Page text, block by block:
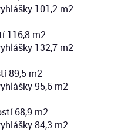
101,2 m2
116,8 m2
132,7 m2
89,5 m2
95,6 m2
68,9 m2
84,3 m2